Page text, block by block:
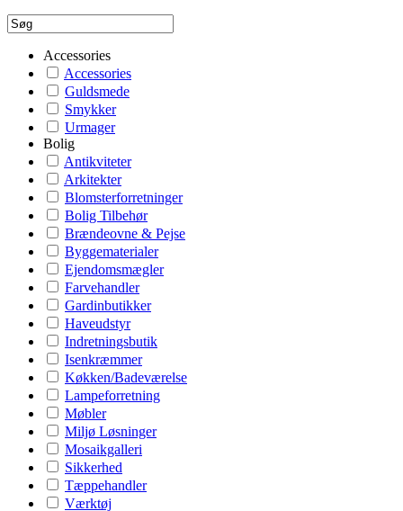
Accessories
Accessories
Guldsmede
Smykker
Urmager
Bolig
Antikviteter
Arkitekter
Blomsterforretninger
Bolig Tilbehør
Brændeovne & Pejse
Byggematerialer
Ejendomsmægler
Farvehandler
Gardinbutikker
Haveudstyr
Indretningsbutik
Isenkræmmer
Køkken/Badeværelse
Lampeforretning
Møbler
Miljø Løsninger
Mosaikgalleri
Sikkerhed
Tæppehandler
Værktøj